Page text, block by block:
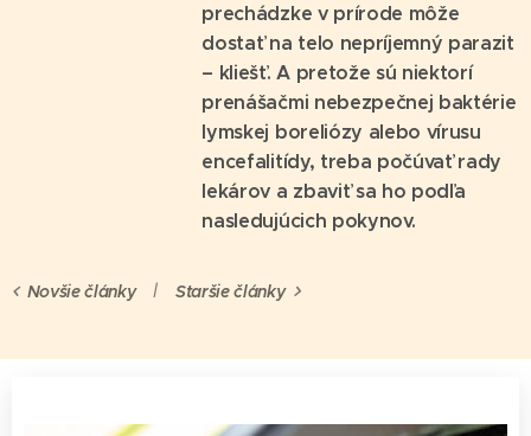
prechádzke v prírode môže
dostať na telo nepríjemný parazit
– kliešť. A pretože sú niektorí
prenášačmi nebezpečnej baktérie
lymskej boreliózy alebo vírusu
encefalitídy, treba počúvať rady
lekárov a zbaviť sa ho podľa
nasledujúcich pokynov.
Novšie články Staršie články